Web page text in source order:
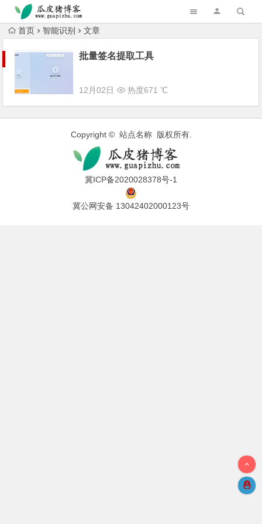
跳转到主内容
首页 智能识别 文章
批量签名提取工具
12月02日 热度671 ℃
Copyright © 站点名称 版权所有.
冀ICP备2020028378号-1
冀公网安备 13042402000123号